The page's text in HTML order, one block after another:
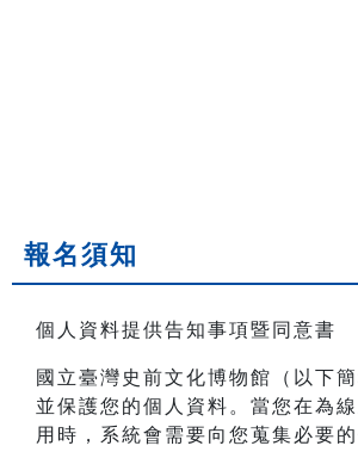
報名須知
個人資料提供告知事項暨同意書
國立臺灣史前文化博物館（以下
並保護您的個人資料。當您在為
用時，系統會需要向您蒐集必要